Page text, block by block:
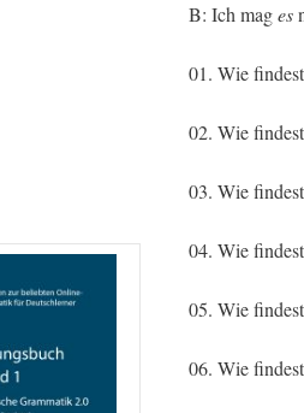
B: Ich mages
01. Wie
02. Wie
03. Wie
04. Wie
05. Wie
06. Wie